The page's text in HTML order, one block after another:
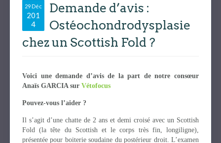
29 Déc
201
4
Demande d’avis :
Ostéochondrodysplasie
chez un Scottish Fold ?
Voici une demande d’avis de la part de notre consœur
Anaïs GARCIA sur Vétofocus
Pouvez-vous l’aider ?
Il s’agit d’une chatte de 2 ans et demi croisé avec un Scottish
Fold (la tête du Scottish et le corps très fin, longiligne),
présentée pour boiterie soudaine du postérieur droit. L’examen